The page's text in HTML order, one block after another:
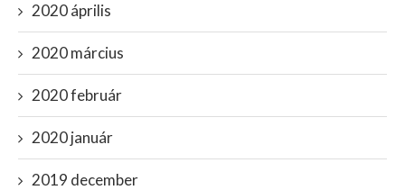
2020 április
2020 március
2020 február
2020 január
2019 december